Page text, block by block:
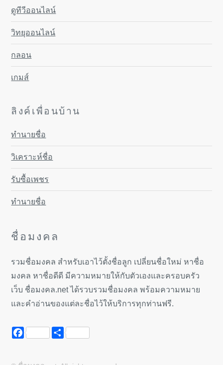
ดูทีวีออนไลน์
วิทยุออนไลน์
กลอน
เกมส์
ลิงค์เพื่อนบ้าน
ทำนายชื่อ
วิเคราะห์ชื่อ
รับซื้อเพชร
ทำนายชื่อ
ชื่อมงคล
รวมชื่อมงคล สำหรับเอาไว้ตั้งชื่อลูก เปลี่ยนชื่อใหม่ หาชื่อ
มงคล หาชื่อดีดี มีความหมายให้กับตัวเองและครอบครัว
เว็บ ชื่อมงคล.net ได้รวบรวมชื่อมงคล พร้อมความหมาย
และคำอ่านของแต่ละชื่อไว้ให้บริการทุกท่านฟรี.
Facebook Share